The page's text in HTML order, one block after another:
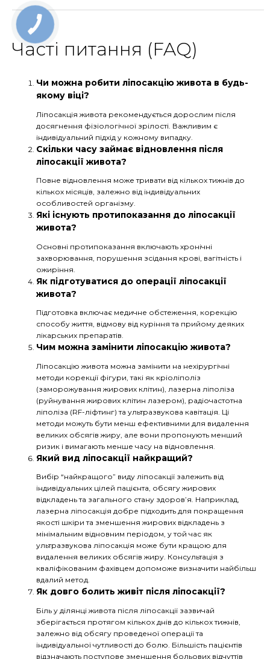
Часті питання (FAQ)
Чи можна робити ліпосакцію живота в будь-
якому віці?
Ліпосакція живота рекомендується дорослим після
досягнення фізіологічної зрілості. Важливим є
індивідуальний підхід у кожному випадку.
Скільки часу займає відновлення після
ліпосакції живота?
Повне відновлення може тривати від кількох тижнів до
кількох місяців, залежно від індивідуальних
особливостей організму.
Які існують протипоказання до ліпосакції
живота?
Основні протипоказання включають хронічні
захворювання, порушення зсідання крові, вагітність і
ожиріння.
Як підготуватися до операції ліпосакції
живота?
Підготовка включає медичне обстеження, корекцію
способу життя, відмову від куріння та прийому деяких
лікарських препаратів.
Чим можна замінити ліпосакцію живота?
Ліпосакцію живота можна замінити на нехірургічні
методи корекції фігури, такі як кріоліполіз
(заморожування жирових клітин), лазерна ліполіза
(руйнування жирових клітин лазером), радіочастотна
ліполіза (RF-ліфтинг) та ультразвукова кавітація. Ці
методи можуть бути менш ефективними для видалення
великих обсягів жиру, але вони пропонують менший
ризик і вимагають менше часу на відновлення.
Який вид ліпосакції найкращий?
Вибір “найкращого” виду ліпосакції залежить від
індивідуальних цілей пацієнта, обсягу жирових
відкладень та загального стану здоров’я. Наприклад,
лазерна ліпосакція добре підходить для покращення
якості шкіри та зменшення жирових відкладень з
мінімальним відновним періодом, у той час як
ультразвукова ліпосакція може бути кращою для
видалення великих обсягів жиру. Консультація з
кваліфікованим фахівцем допоможе визначити найбільш
вдалий метод.
Як довго болить живіт після ліпосакції?
Біль у ділянці живота після ліпосакції зазвичай
зберігається протягом кількох днів до кількох тижнів,
залежно від обсягу проведеної операції та
індивідуальної чутливості до болю. Більшість пацієнтів
відзначають поступове зменшення больових відчуттів